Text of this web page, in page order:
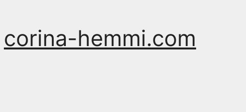
Inhalt
springen
corina-hemmi.com